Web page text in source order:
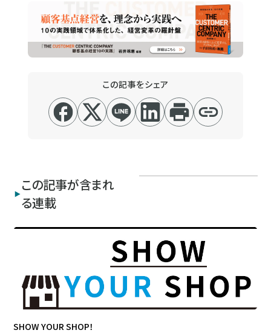
この記事をシェア
この記事が含まれ
る連載
SHOW YOUR SHOP！